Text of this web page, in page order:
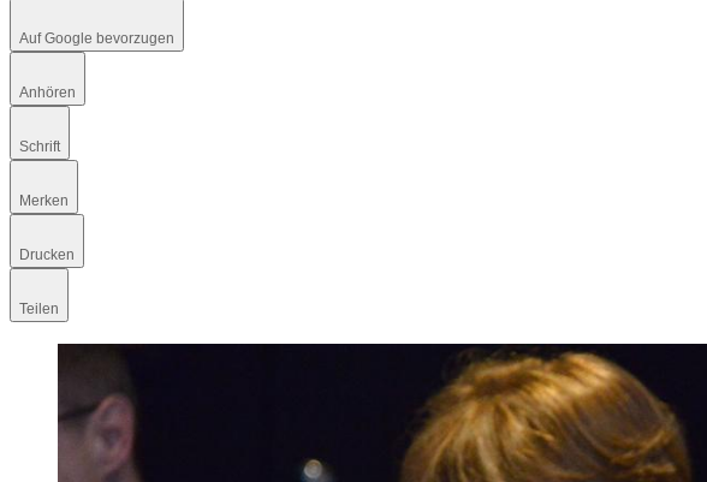
Auf Google bevorzugen
Anhören
Schrift
Merken
Drucken
Teilen